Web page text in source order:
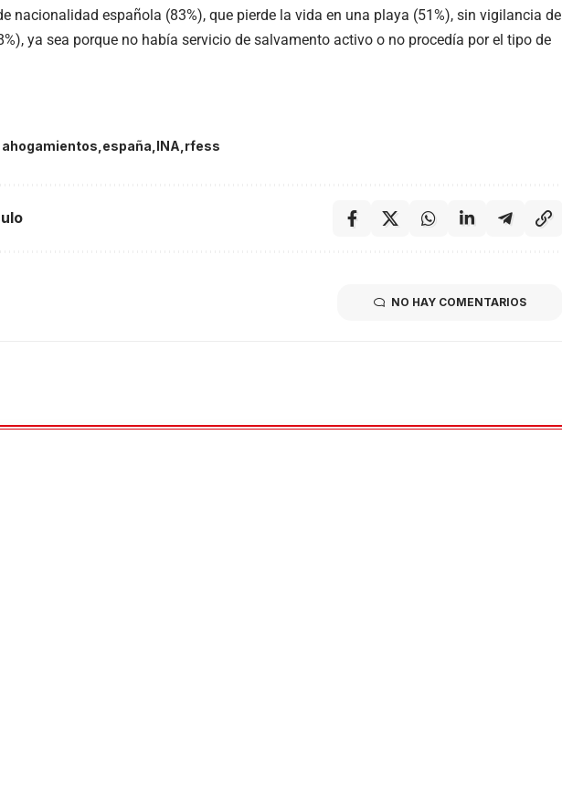
nacionalidad española (83%), que pierde la vida en una playa (51%), sin vigilancia de
ya sea porque no había servicio de salvamento activo o no procedía por el tipo de
ahogamientos españa INA rfess
NO HAY COMENTARIOS